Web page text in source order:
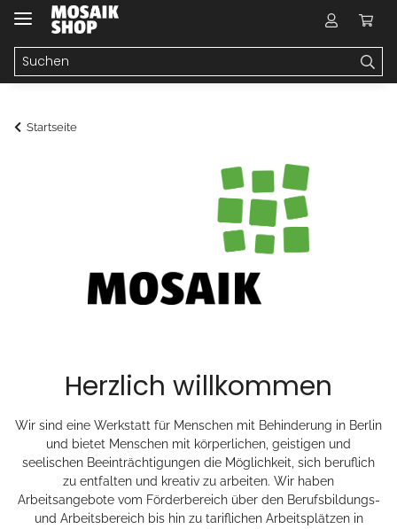
Startseite
Herzlich willkommen
Wir sind eine Werkstatt für Menschen mit Behinderung in Berlin
und bietet Menschen mit körperlichen, geistigen und
seelischen Beeinträchtigungen die Möglichkeit, sich beruflich
zu entfalten und kreativ zu arbeiten. Wir haben
Arbeitsangebote vom Förderbereich über den Berufsbildungs-
und Arbeitsbereich bis hin zu tariflichen Arbeitsplätzen in